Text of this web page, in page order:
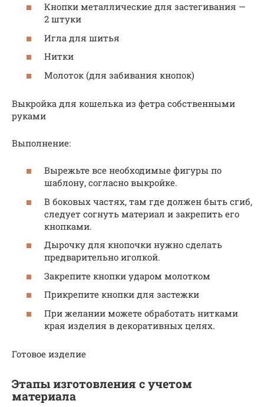
Кнопки металлические для застегивания —
2 штуки
Игла для шитья
Нитки
Молоток (для забивания кнопок)
Выкройка для кошелька из фетра собственными
руками
Выполнение:
Вырежьте все необходимые фигуры по
шаблону, согласно выкройке.
В боковых частях, там где должен быть сгиб,
следует согнуть материал и закрепить его
кнопками.
Дырочку для кнопочки нужно сделать
предварительно иголкой.
Закрепите кнопки ударом молотком
Прикрепите кнопки для застежки
При желании можете обработать нитками
края изделия в декоративных целях.
Готовое изделие
Этапы изготовления с учетом
материала